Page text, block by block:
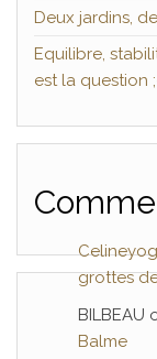
Deux jardins,
Equilibre,
est la question
grottes
BILBEAU
Balme